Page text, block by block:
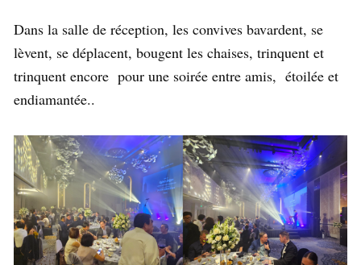
Dans la salle de réception, les convives bavardent, se
lèvent, se déplacent, bougent les chaises, trinquent et
trinquent encore pour une soirée entre amis, étoilée et
endiamantée..